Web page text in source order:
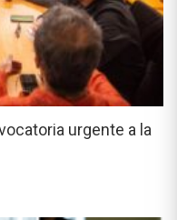
urgente a la